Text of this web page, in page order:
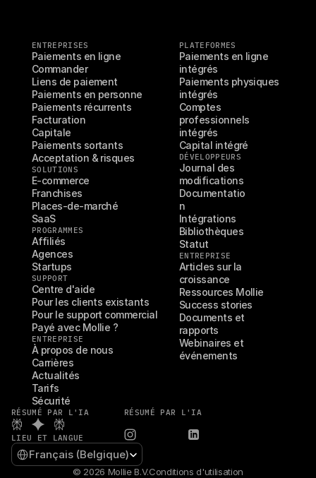
ENTREPRISES
Paiements en ligne
Commander
Liens de paiement
Paiements en personne
Paiements récurrents
Facturation
Capitale
Paiements sortants
Acceptation & risques
SOLUTIONS
E-commerce
Franchises
Places-de-marché
SaaS
PROGRAMMES
Affiliés
Agences
Startups
SUPPORT
Centre d'aide
Pour les clients existants
Pour le support commercial
Payé avec Mollie ?
ENTREPRISE
À propos de nous
Carrières
Actualités
Tarifs
Sécurité
PLATEFORMES
Paiements en ligne
intégrés
Paiements physiques
intégrés
Comptes
professionnels
intégrés
Capital intégré
DÉVELOPPEURS
Journal des
modifications
Documentatio
n
Intégrations
Bibliothèques
Statut
ENTREPRISE
Articles sur la
croissance
Ressources Mollie
Success stories
Documents et
rapports
Webinaires et
événements
RÉSUMÉ PAR L'IA RÉSUMÉ PAR L'IA
LIEU ET LANGUE
Select Language
Français (Belgique)
© 2026 Mollie B.V.Conditions d'utilisation